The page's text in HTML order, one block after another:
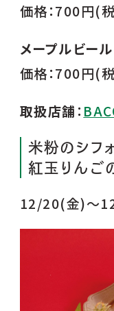
価格：700円(
メープルビール
価格：700円(
取扱店舗 ：
米粉のシフ
紅玉りんご
12/20(金)〜